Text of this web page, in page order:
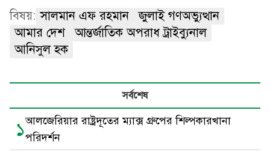
বিষয়: সালমান এফ রহমান
জুলাই গণঅভ্যুত্থান
আমার দেশ
আন্তর্জাতিক অপরাধ ট্রাইব্যুনাল
আনিসুল হক
সর্বশেষ
১আলজেরিয়ার রাষ্ট্রদূতের ম্যাক্স গ্রুপের শিল্পকারখানা
পরিদর্শন